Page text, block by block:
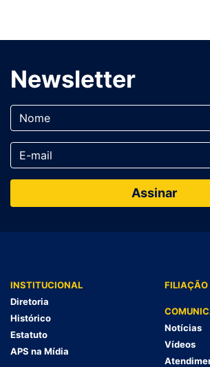
Newsletter
INSTITUCIONAL
Diretoria
Histórico
Estatuto
APS na Mídia
FILIAÇÃO
Notícias
Vídeos